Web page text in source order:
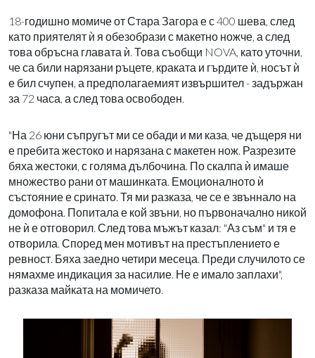
18-годишно момиче от Стара Загора е с 400 шева, след
като приятелят ѝ я обезобрази с макетно ножче, а след
това обръсна главата ѝ. Това съобщи NOVA , като уточни,
че са били нарязани ръцете, краката и гърдите ѝ, носът ѝ
е бил счупен, а предполагаемият извършител - задържан
за 72 часа, а след това освободен.
"На 26 юни съпругът ми се обади и ми каза, че дъщеря ни
е пребита жестоко и нарязана с макетен нож. Разрезите
бяха жестоки, с голяма дълбочина. По скалпа ѝ имаше
множество рани от машинката. Емоционалното ѝ
състояние е сринато. Тя ми разказа, че се е звъннало на
домофона. Попитала е кой звъни, но първоначално никой
не ѝ е отговорил. След това мъжът казал: "Аз съм" и тя е
отворила. Според мен мотивът на престъплението е
ревност. Бяха заедно четири месеца. Преди случилото се
нямахме индикация за насилие. Не е имало заплахи",
разказа майката на момичето.